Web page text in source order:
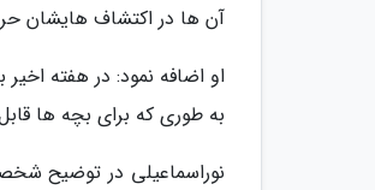
آن ها در اکتشاف هایشان
او اضافه نمود: در هفته
به طوری که برای بچه ها
نوراسماعیلی در توضیح